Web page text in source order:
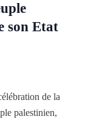
son Etat
de la
palestinien,